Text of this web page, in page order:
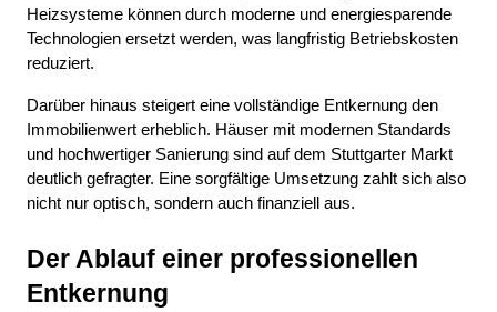
Heizsysteme können durch moderne und energiesparende
Technologien ersetzt werden, was langfristig Betriebskosten
reduziert.
Darüber hinaus steigert eine vollständige Entkernung den
Immobilienwert erheblich. Häuser mit modernen Standards
und hochwertiger Sanierung sind auf dem Stuttgarter Markt
deutlich gefragter. Eine sorgfältige Umsetzung zahlt sich also
nicht nur optisch, sondern auch finanziell aus.
Der Ablauf einer professionellen
Entkernung